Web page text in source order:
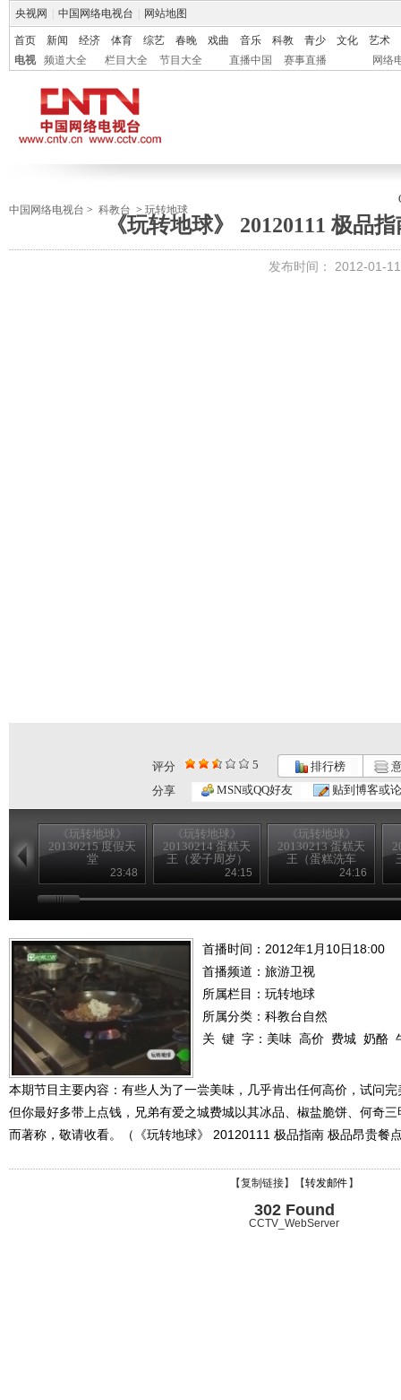
央视网 中国网络电视台 网站地图
首页 新闻 经济 体育 综艺 春晚 戏曲 音乐 科教 青少 文化
艺术
电视
频道大全 栏目大全 节目大全 直播中国 赛事直播 网络
中国网络电视台 > 科教台 > 玩转地球
《玩转地球》 20120111 极品
发布时间： 2012-01-
评分 5 排行榜
分享
MSN或QQ好友 贴到博客或
《玩转地球》
20130215 度假天
堂
23:48
《玩转地球》
20130214 蛋糕天
王（爱子周岁）
24:15
《玩转地球》
20130213 蛋糕天
王（蛋糕洗车
24:16
首播时间：2012年1月10日18:00
首播频道： 旅游卫视
所属栏目： 玩转地球
所属分类：科教台自然
关 键 字： 美味 高价 费城 奶酪
本期节目主要内容：有些人为了一尝美味，几乎肯出任何高价，试问
但你最好多带上点钱，兄弟有爱之城费城以其冰品、椒盐脆饼、何奇
而著称，敬请收看。（《玩转地球》 20120111 极品指南 极品昂贵餐
【复制链接】【转发邮件 】
302 Found
CCTV_WebServer